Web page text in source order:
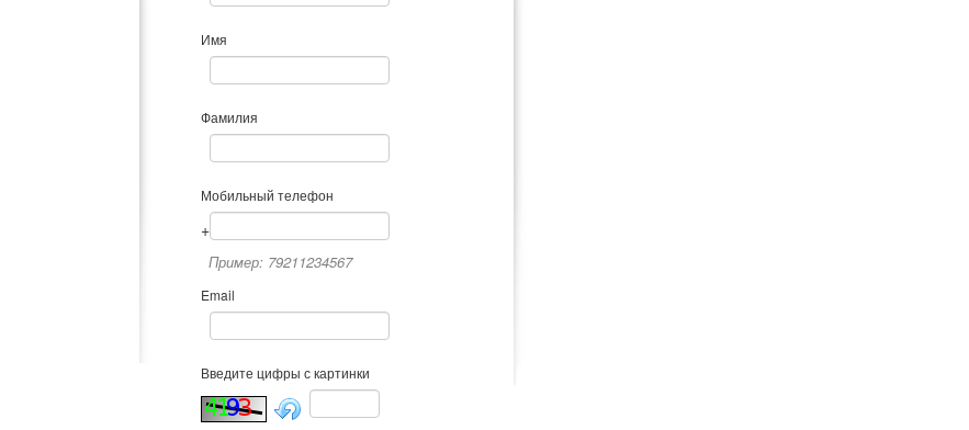
Имя
Фамилия
Мобильный телефон
+
Пример: 79211234567
Email
Введите цифры с картинки